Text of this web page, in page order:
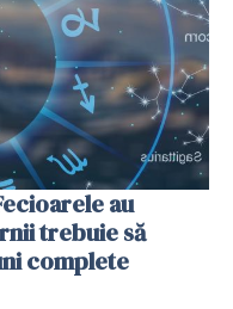
au
trebuie să
complete